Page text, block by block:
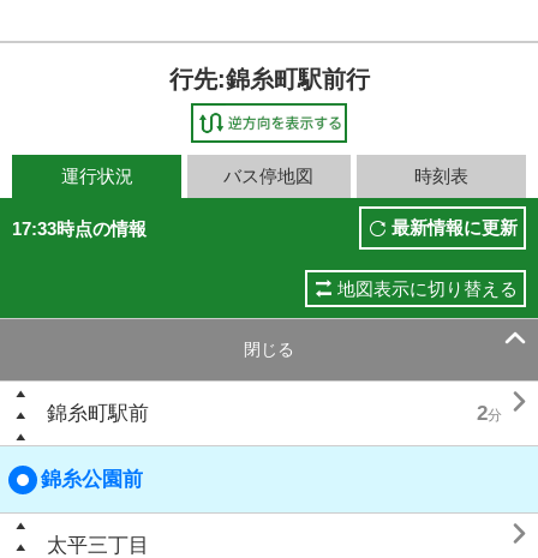
行先:錦糸町駅前行
運行状況 バス停地図 時刻表
17:33時点の情報 最新情報に更新
地図表示に切り替える
閉じる 
錦糸町駅前 2分 
錦糸公園前
太平三丁目 